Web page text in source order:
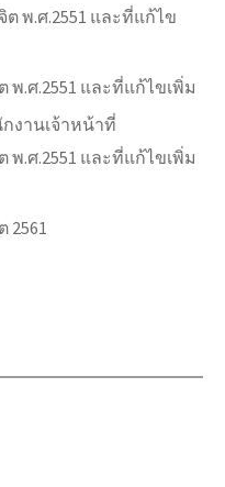
พ.ศ.2551 และที่แก้ไข
.ศ.2551 และที่แก้ไขเพิ่ม
งานเจ้าหน้าที่
.ศ.2551 และที่แก้ไขเพิ่ม